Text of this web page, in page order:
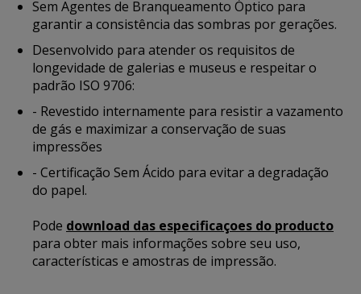
Sem Agentes de Branqueamento Óptico para
garantir a consistência das sombras por gerações.
Desenvolvido para atender os requisitos de
longevidade de galerias e museus e respeitar o
padrão ISO 9706:
- Revestido internamente para resistir a vazamento
de gás e maximizar a conservação de suas
impressões
- Certificação Sem Ácido para evitar a degradação
do papel.
Pode download das especificaçoes do producto
para obter mais informações sobre seu uso,
características e amostras de impressão.